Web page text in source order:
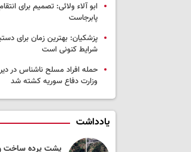
ابو آلاء ولائی: تصمیم برای
پابرجاست
پزشکیان‌: بهترین زمان برای
شرایط کنونی است
حمله افراد مسلح ناشناس در
وزارت دفاع سوریه کشته شد
یادداشت
پشت پرده ساخت و